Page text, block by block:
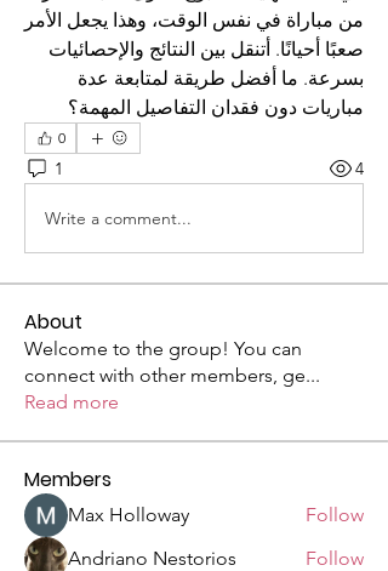
مباريات دون فقدان التفاصيل المهمة؟
0
1 4
Write a comment...
About
Welcome to the group! You can
connect with other members, ge...
Read more
Members
Max Holloway
Follow
Andriano Nestorios
Follow